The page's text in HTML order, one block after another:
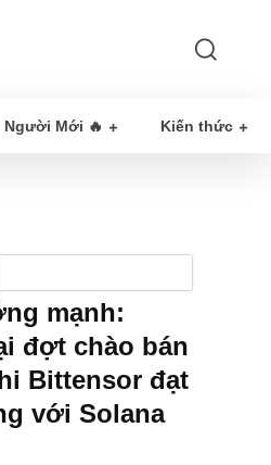
Người Mới 🔥 Kiến thức
mạnh:
đợt chào bán
Bittensor đạt
với Solana